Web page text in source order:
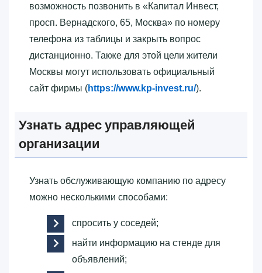
возможность позвонить в «‎Капитал Инвест,
просп. Вернадского, 65, Москва»‎ по номеру
телефона из таблицы и закрыть вопрос
дистанционно. Также для этой цели жители
Москвы могут использовать официальный
сайт фирмы (https://www.kp-invest.ru/).
Узнать адрес управляющей
организации
Узнать обслуживающую компанию по адресу
можно несколькими способами:
спросить у соседей;
найти информацию на стенде для
объявлений;